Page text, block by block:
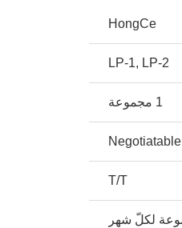
HongCe
LP-1, LP-2
1 مجموعة
Negotiatable
T/T